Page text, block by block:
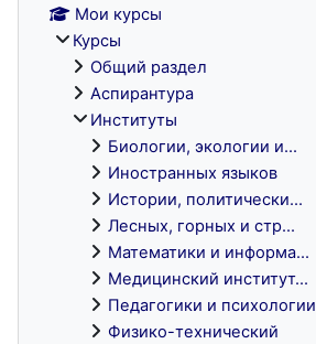
Мои курсы
Курсы
Общий раздел
Аспирантура
Институты
Биологии, экологии и...
Иностранных языков
Истории, политически...
Лесных, горных и стр...
Математики и информа...
Медицинский институт...
Педагогики и психологии
Физико-технический